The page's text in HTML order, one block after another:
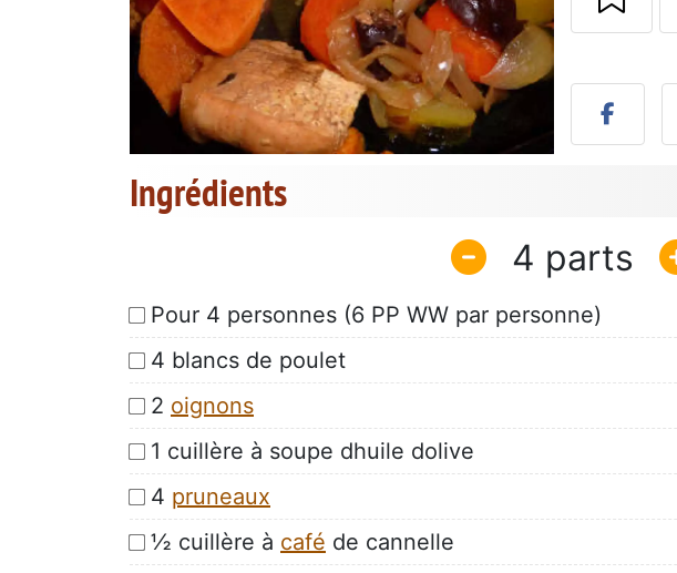
Ingrédients
4
Pour 4 personnes (6 PP WW par personne)
4 blancs de poulet
2 oignons
1 cuillère à soupe dhuile dolive
4 pruneaux
½ cuillère à café de cannelle